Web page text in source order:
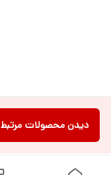
دیدن محصولات مرتبط